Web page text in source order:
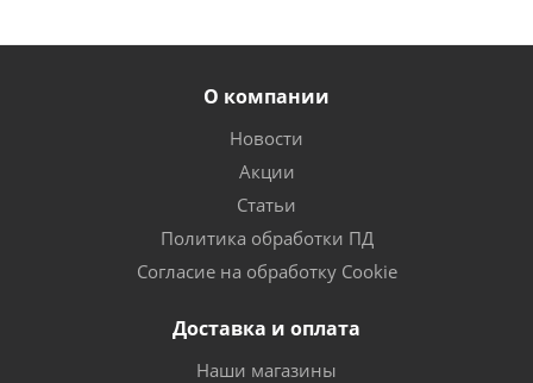
О компании
Новости
Акции
Статьи
Политика обработки ПД
Согласие на обработку Cookie
Доставка и оплата
Наши магазины